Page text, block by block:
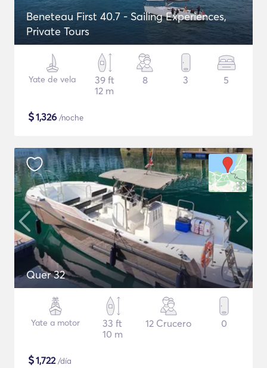
Beneteau First 40.7 - Sailing Experiences,
Private Tours
Yate de vela
39 ft
12 m
8 3 5
$1,326 /noche
Quer 32
Yate a motor
33 ft
10 m
12 Crucero 0
$1,722/día